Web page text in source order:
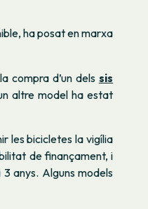
ha posat en marxa
compra d’un dels sis
altre model ha estat
les bicicletes la vigília
de finançament, i
3 anys. Alguns models